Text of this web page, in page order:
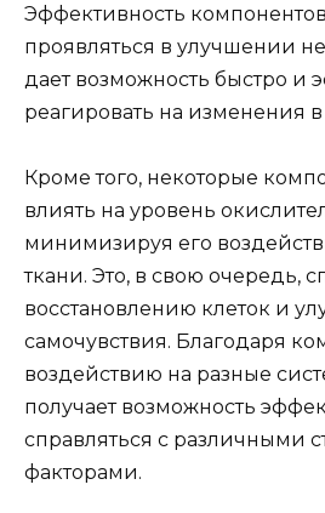
Эффективность
проявляться в улучшении
дает возможность быстро и
реагировать на изменения
Кроме того, некоторые
влиять на уровень
минимизируя его
ткани. Это, в свою очередь,
восстановлению клеток и
самочувствия. Благодаря
воздействию на разные
получает возможность
справляться с различными
факторами.